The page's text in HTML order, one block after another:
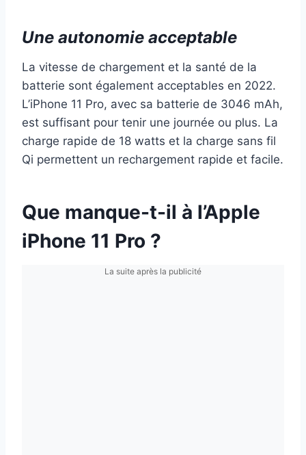
Une autonomie acceptable
La vitesse de chargement et la santé de la
batterie sont également acceptables en 2022.
L’iPhone 11 Pro, avec sa batterie de 3046 mAh,
est suffisant pour tenir une journée ou plus. La
charge rapide de 18 watts et la charge sans fil
Qi permettent un rechargement rapide et facile.
Que manque-t-il à l’Apple
iPhone 11 Pro ?
La suite après la publicité